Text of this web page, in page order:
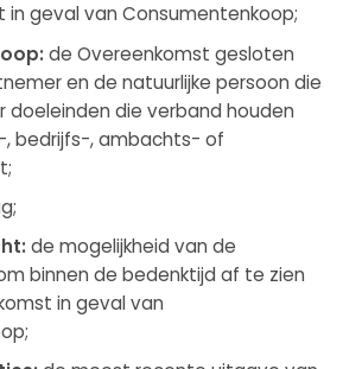
in geval van Consumentenkoop;
de Overeenkomst gesloten
en de natuurlijke persoon die
doeleinden die verband houden
, bedrijfs-, ambachts- of
de mogelijkheid van de
binnen de bedenktijd af te zien
in geval van